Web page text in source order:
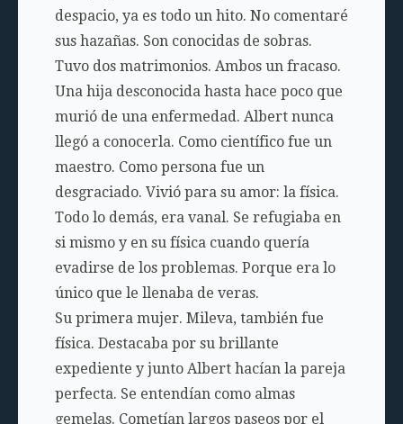
despacio, ya es todo un hito. No comentaré
sus hazañas. Son conocidas de sobras.
Tuvo dos matrimonios. Ambos un fracaso.
Una hija desconocida hasta hace poco que
murió de una enfermedad. Albert nunca
llegó a conocerla. Como científico fue un
maestro. Como persona fue un
desgraciado. Vivió para su amor: la física.
Todo lo demás, era vanal. Se refugiaba en
si mismo y en su física cuando quería
evadirse de los problemas. Porque era lo
único que le llenaba de veras.
Su primera mujer. Mileva, también fue
física. Destacaba por su brillante
expediente y junto Albert hacían la pareja
perfecta. Se entendían como almas
gemelas. Cometían largos paseos por el